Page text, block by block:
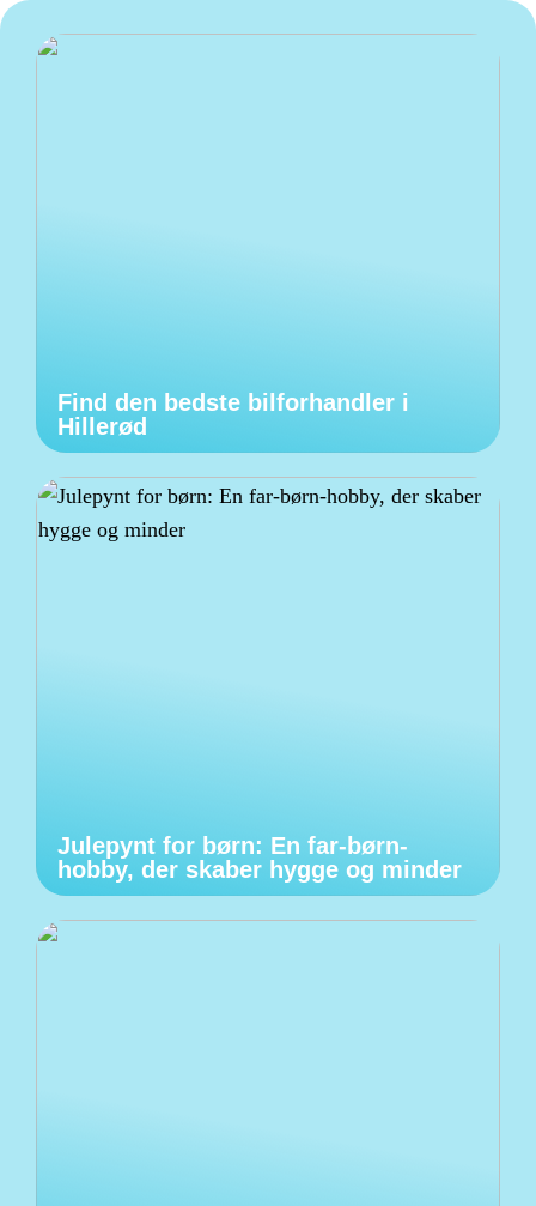
Find den bedste bilforhandler i
Hillerød
Julepynt for børn: En far-børn-
hobby, der skaber hygge og minder